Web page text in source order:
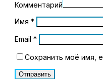
Комментарий
Имя *
Email *
Сохранить моё имя,